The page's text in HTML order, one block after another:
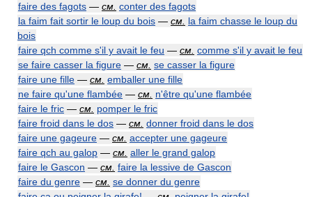
faire des fagots — см. conter des fagots
la faim fait sortir le loup du bois — см. la faim chasse le loup du
bois
faire qch comme s'il y avait le feu — см. comme s'il y avait le feu
se faire casser la figure — см. se casser la figure
faire une fille — см. emballer une fille
ne faire qu'une flambée — см. n'être qu'une flambée
faire le fric — см. pomper le fric
faire froid dans le dos — см. donner froid dans le dos
faire une gageure — см. accepter une gageure
faire qch au galop — см. aller le grand galop
faire le Gascon — см. faire la lessive de Gascon
faire du genre — см. se donner du genre